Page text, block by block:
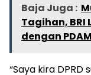
Baja Juga :
Tagihan, BRI
dengan
“Saya kira DPRD